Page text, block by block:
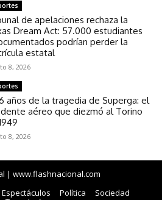
de apelaciones rechaza la
Dream Act: 57.000 estudiantes
podrían perder la
estatal
8, 2026
años de la tragedia de Superga: el
aéreo que diezmó al Torino
8, 2026
| www.flashnacional.com
Espectáculos Política
Sociedad